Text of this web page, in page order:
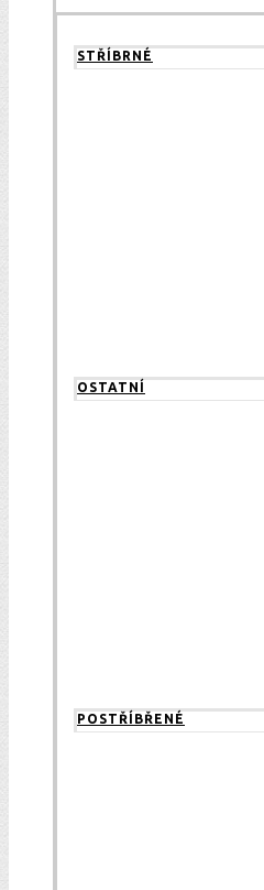
STŘÍBRNÉ
OSTATNÍ
POSTŘÍBŘENÉ